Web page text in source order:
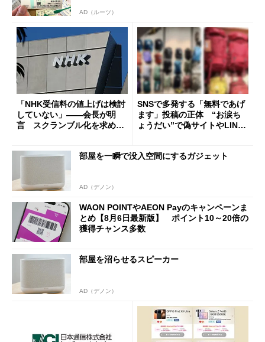
AD（ルーツ）
「NHK受信料の値上げは検討
していない」――会長が明
言 スクランブル化を求める
SNSで多発する「無料であげ
ます」投稿の正体 “お涙ち
ょうだい”で偽サイトやLINE
部屋を一瞬で没入空間にするガジェット
AD（デノン）
WAON POINTやAEON Payのキャンペーンま
とめ【8月6日最新版】 ポイント10～20倍の
獲得チャンス多数
部屋を沼らせるスピーカー
AD（デノン）